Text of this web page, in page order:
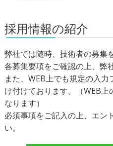
採用情報の紹介
弊社では随時、技術者の募集
各募集要項をご確認の上、弊
また、WEB上でも規定の入
け付けております。（WEB
なります）
必須事項をご記入の上、エン
い。